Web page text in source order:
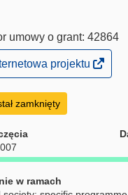
umowy o grant: 42864
projektu
zamknięty
w ramach